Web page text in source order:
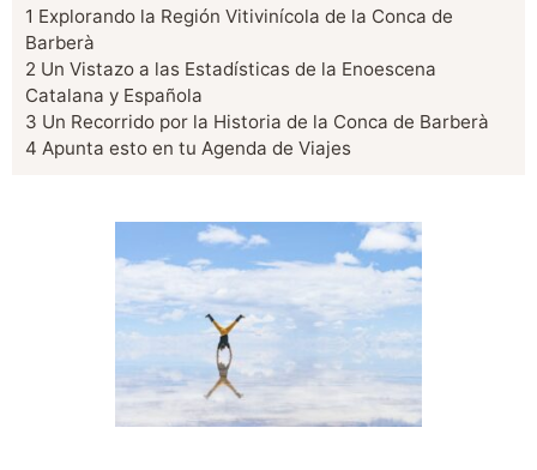
1 Explorando la Región Vitivinícola de la Conca de
Barberà
2 Un Vistazo a las Estadísticas de la Enoescena
Catalana y Española
3 Un Recorrido por la Historia de la Conca de Barberà
4 Apunta esto en tu Agenda de Viajes